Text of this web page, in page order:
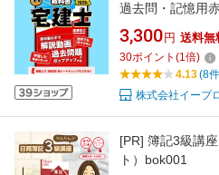
過去問・記憶用
2026年度版
3,300 円 送料無
30ポイント (1倍)
4.13(8
株式会社イープ
[PR] 簿記3級講
ト）bok001